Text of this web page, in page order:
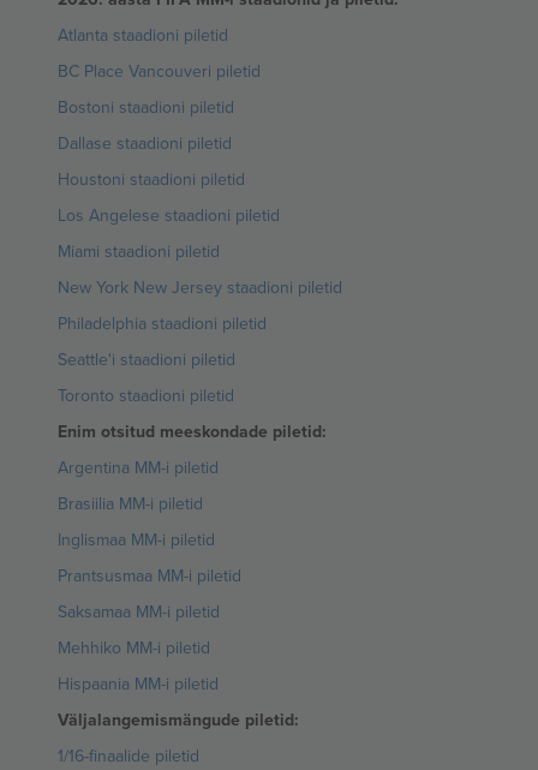
Atlanta staadioni piletid
BC Place Vancouveri piletid
Bostoni staadioni piletid
Dallase staadioni piletid
Houstoni staadioni piletid
Los Angelese staadioni piletid
Miami staadioni piletid
New York New Jersey staadioni piletid
Philadelphia staadioni piletid
Seattle'i staadioni piletid
Toronto staadioni piletid
Enim otsitud meeskondade piletid:
Argentina MM-i piletid
Brasiilia MM-i piletid
Inglismaa MM-i piletid
Prantsusmaa MM-i piletid
Saksamaa MM-i piletid
Mehhiko MM-i piletid
Hispaania MM-i piletid
Väljalangemismängude piletid:
1/16-finaalide piletid